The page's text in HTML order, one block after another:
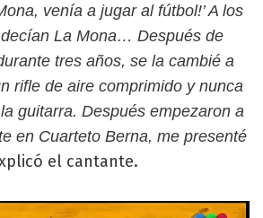
venía a jugar al fútbol!’ A los
La Mona… Después de
tres años, se la cambié a
rifle de aire comprimido y nunca
guitarra. Después empezaron a
en Cuarteto Berna, me presenté
el cantante.